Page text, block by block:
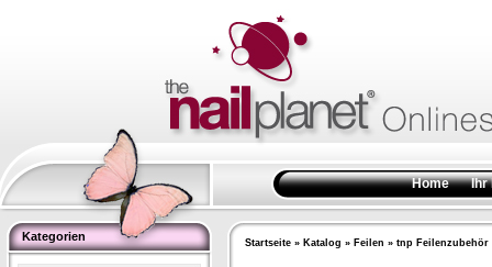
Home Ihr
Kategorien Startseite » Katalog » Feilen » tnp Feilenzubehör